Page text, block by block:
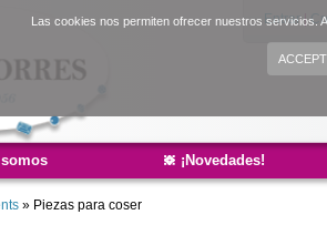
Las cookies nos permiten ofrecer nuestros servicios.
ACCEPT
Entrar|
¡Novedades!
» Piezas para coser